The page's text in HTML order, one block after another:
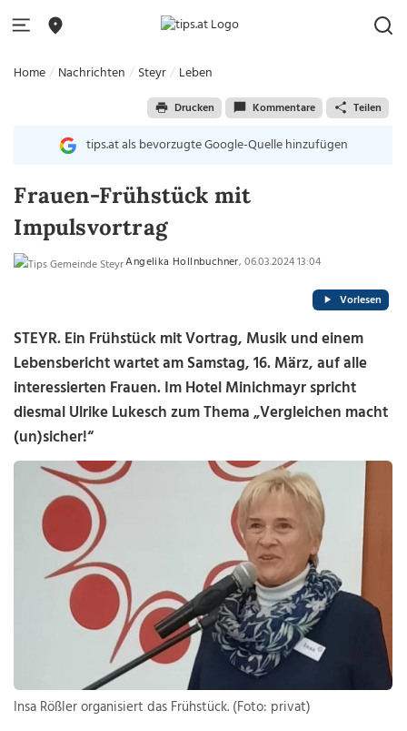
Home Nachrichten Steyr Leben
Drucken Kommentare Teilen
tips.at als bevorzugte Google-Quelle hinzufügen
Frauen-Frühstück mit
Impulsvortrag
Angelika Hollnbuchner, 06.03.2024 13:04
Vorlesen
STEYR. Ein Frühstück mit Vortrag, Musik und einem
Lebensbericht wartet am Samstag, 16. März, auf alle
interessierten Frauen. Im Hotel Minichmayr spricht
diesmal Ulrike Lukesch zum Thema „Vergleichen macht
(un)sicher!“
Insa Rößler organisiert das Frühstück. (Foto: privat)